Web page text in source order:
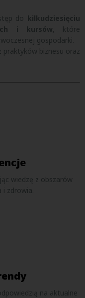
do kilkudziesięciu
i kursów , które
gospodarki.
praktyków biznesu oraz
wiedzę z obszarów
zdrowia.
na aktualne